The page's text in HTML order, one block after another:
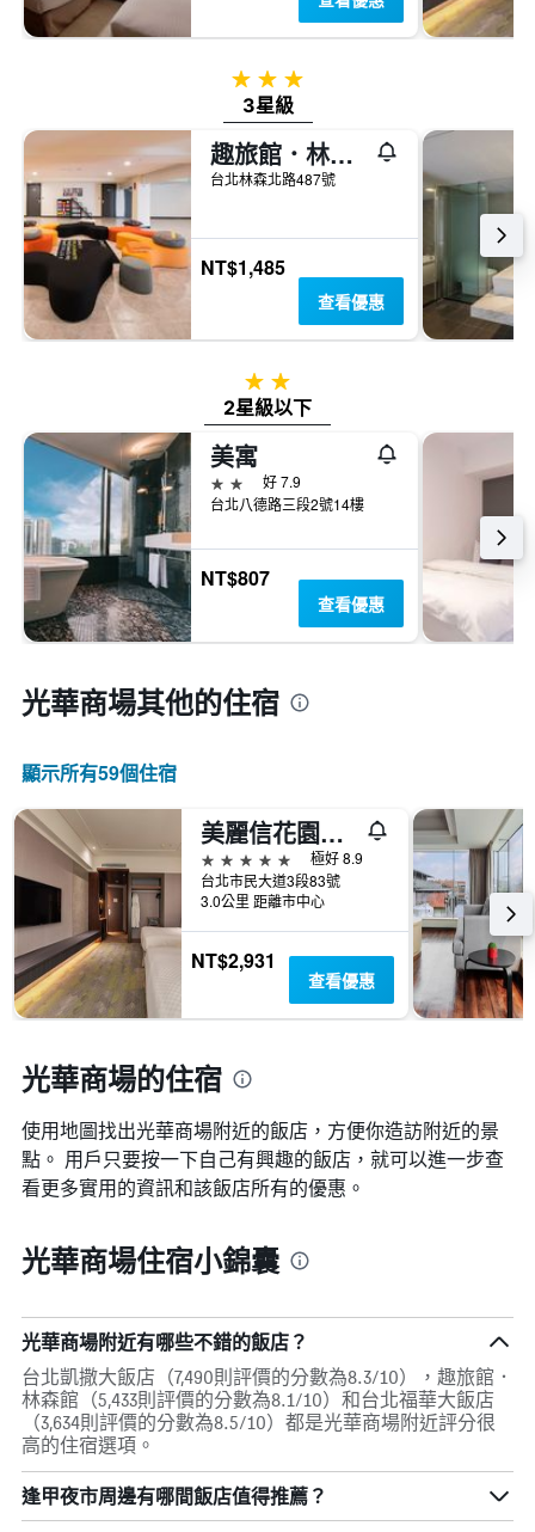
價
格
3星級
3星級
趣旅館．林森館
台北林森北路487號
NT$1,485
查看優惠
2星級
2星級以下
美寓
2星級
好 7.9
台北八德路三段2號14樓
NT$807
查看優惠
光華商場​其他的住宿
顯示所有59​個住宿
美麗信花園酒店
5星級
極好 8.9
台北市民大道3段83號
3.0公里 距離市中心
NT$2,931
查看優惠
光華商場的住宿
使用地圖找出光華商場​附近的飯店，方便你造訪附近的景
點。 用戶只要按一下自己有興趣的飯店，就可以進一步查
看更多實用的資訊和該飯店所有的優惠。
光華商場住宿小錦囊
光華商場附近有哪些不錯的飯店？
台北凱撒大飯店（7,490則評價的分數為8.3/10），趣旅館．
林森館（5,433則評價的分數為8.1/10）和台北福華大飯店
（3,634則評價的分數為8.5/10）都是光華商場附近評分很
高的住宿選項。
逢甲夜市周邊有哪間飯店值得推薦？